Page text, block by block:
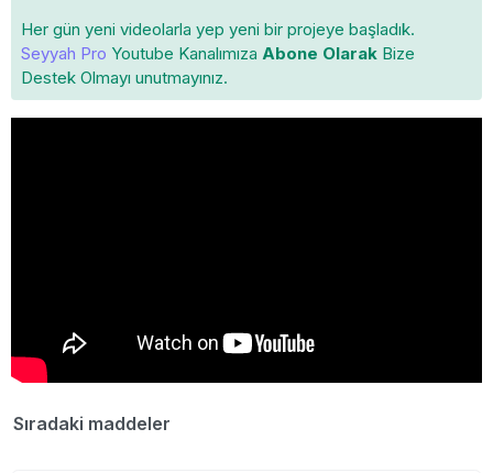
Her gün yeni videolarla yep yeni bir projeye başladık.
Seyyah Pro Youtube Kanalımıza Abone Olarak Bize
Destek Olmayı unutmayınız.
Sıradaki maddeler